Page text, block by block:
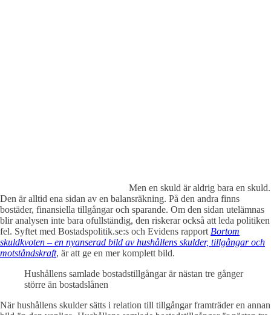
Men en skuld är aldrig bara en skuld.
Den är alltid ena sidan av en balansräkning. På den andra finns
bostäder, finansiella tillgångar och sparande. Om den sidan utelämnas
blir analysen inte bara ofullständig, den riskerar också att leda politiken
fel. Syftet med Bostadspolitik.se:s och Evidens rapport Bortom
skuldkvoten – en nyanserad bild av hushållens skulder, tillgångar och
motståndskraft, är att ge en mer komplett bild.
Hushållens samlade bostadstillgångar är nästan tre gånger
större än bostadslånen
När hushållens skulder sätts i relation till tillgångar framträder en annan